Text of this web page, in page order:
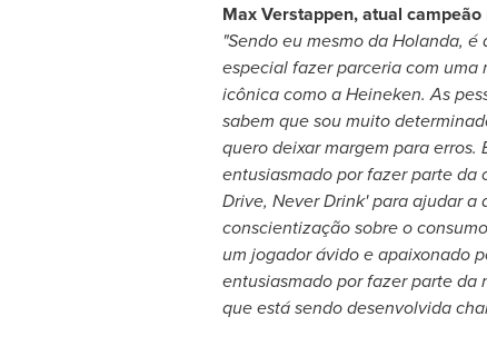
Max Verstappen, atual campeão
"Sendo eu mesmo da Holanda,
especial fazer parceria com uma
icônica como a Heineken. As
sabem que sou muito
quero deixar margem para erros.
entusiasmado por fazer parte da
Drive, Never Drink' para ajudar a
conscientização sobre o
um jogador ávido e apaixonado
entusiasmado por fazer parte
que está sendo desenvolvida